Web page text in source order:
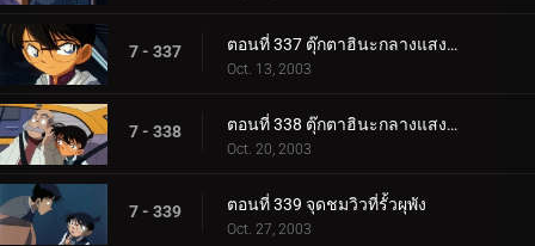
7 - 337 ตอนที่ 337 ตุ๊กตาฮินะกลางแสงสนธยา (ตอนแรก)
Oct. 13, 2003
7 - 338 ตอนที่ 338 ตุ๊กตาฮินะกลางแสงสนธยา (ตอนจบ)
Oct. 20, 2003
7 - 339 ตอนที่ 339 จุดชมวิวที่รั้วผุพัง
Oct. 27, 2003